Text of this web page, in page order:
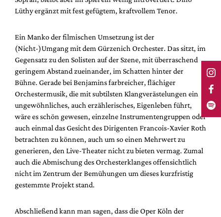
Lüthy ergänzt mit fest gefügtem, kraftvollem Tenor.
Ein Manko der filmischen Umsetzung ist der
(Nicht-)Umgang mit dem Gürzenich Orchester. Das sitzt, im
Gegensatz zu den Solisten auf der Szene, mit überraschend
geringem Abstand zueinander, im Schatten hinter der
Bühne. Gerade bei Benjamins farbreicher, flächiger
Orchestermusik, die mit subtilsten Klangverästelungen ein
ungewöhnliches, auch erzählerisches, Eigenleben führt,
wäre es schön gewesen, einzelne Instrumentengruppen oder
auch einmal das Gesicht des Dirigenten Francois-Xavier Roth
betrachten zu können, auch um so einen Mehrwert zu
generieren, den Live-Theater nicht zu bieten vermag. Zumal
auch die Abmischung des Orchesterklanges offensichtlich
nicht im Zentrum der Bemühungen um dieses kurzfristig
gestemmte Projekt stand.
Abschließend kann man sagen, dass die Oper Köln der